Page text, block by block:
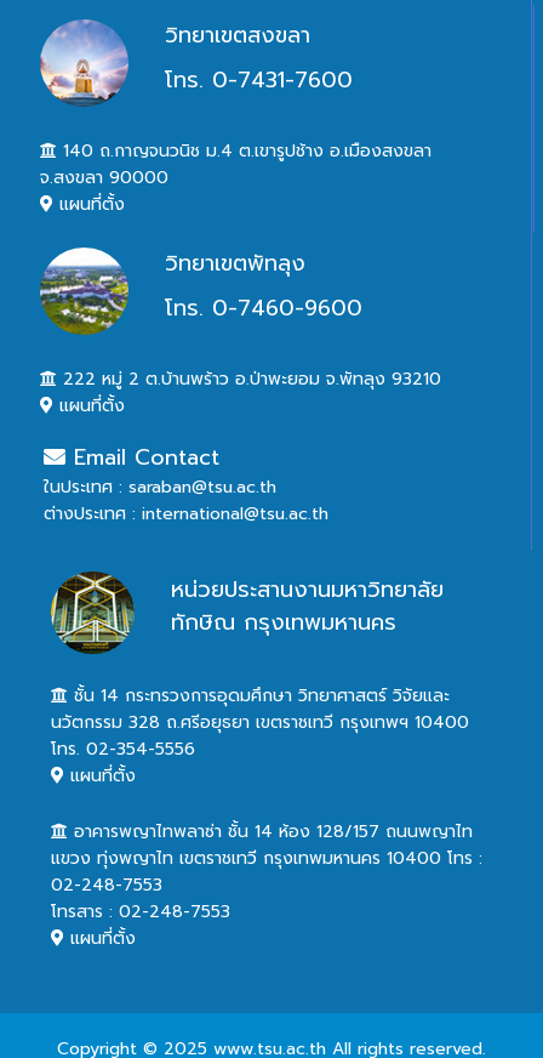
วิทยาเขตสงขลา
โทร. 0-7431-7600
140 ถ.กาญจนวนิช ม.4 ต.เขารูปช้าง อ.เมืองสงขลา
จ.สงขลา 90000
แผนที่ตั้ง
วิทยาเขตพัทลุง
โทร. 0-7460-9600
222 หมู่ 2 ต.บ้านพร้าว อ.ป่าพะยอม จ.พัทลุง 93210
แผนที่ตั้ง
Email Contact
ในประเทศ : saraban@tsu.ac.th
ต่างประเทศ : international@tsu.ac.th
หน่วยประสานงานมหาวิทยาลัย
ทักษิณ กรุงเทพมหานคร
ชั้น 14 กระทรวงการอุดมศึกษา วิทยาศาสตร์ วิจัยและ
นวัตกรรม 328 ถ.ศรีอยุธยา เขตราชเทวี กรุงเทพฯ 10400
โทร. 02-354-5556
แผนที่ตั้ง
อาคารพญาไทพลาซ่า ชั้น 14 ห้อง 128/157 ถนนพญาไท
แขวง ทุ่งพญาไท เขตราชเทวี กรุงเทพมหานคร 10400 โทร :
02-248-7553
โทรสาร : 02-248-7553
แผนที่ตั้ง
Copyright © 2025 www.tsu.ac.th All rights reserved.